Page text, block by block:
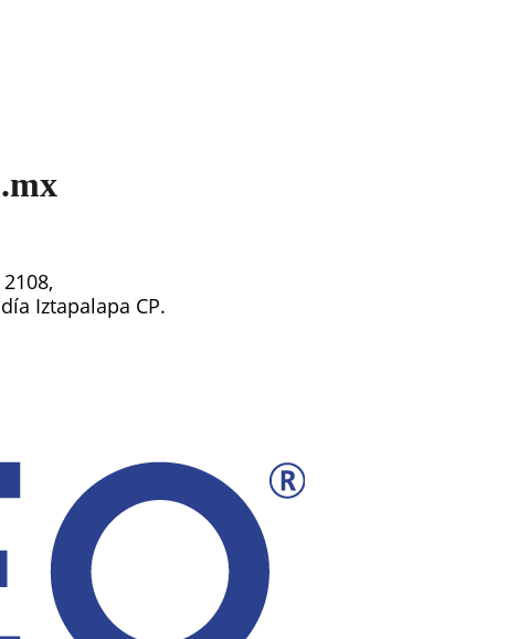
Iztapalapa CP.